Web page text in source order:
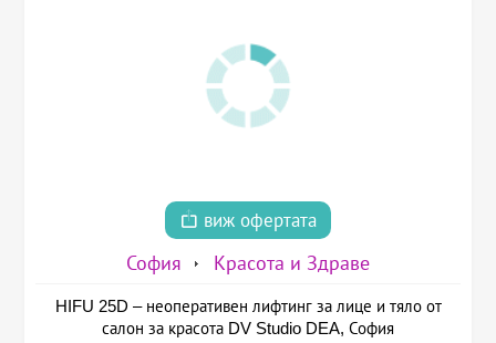
виж офертата
София Красота и Здраве
HIFU 25D – неоперативен лифтинг за лице и тяло от
салон за красота DV Studio DEA, София